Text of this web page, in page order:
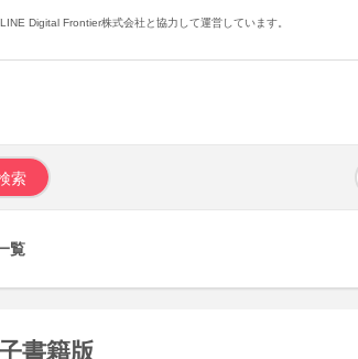
Digital Frontier株式会社と協力して運営しています。
覧
書籍版